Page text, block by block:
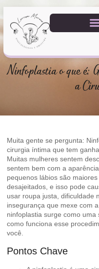
Ninfoplastia o que é:
a
Muita gente se pergunta:
cirurgia íntima que tem
Muitas mulheres sentem
sentem bem com a
pequenos lábios são
desajeitados, e isso pode
usar roupa justa, dificuldade
insegurança que mexe com
ninfoplastia surge como
como funciona esse
você.
Pontos Chave